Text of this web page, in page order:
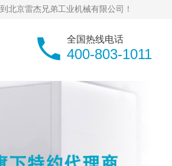
北京雷杰兄弟工业机械有限公司！
全国热线电话
400-803-1011